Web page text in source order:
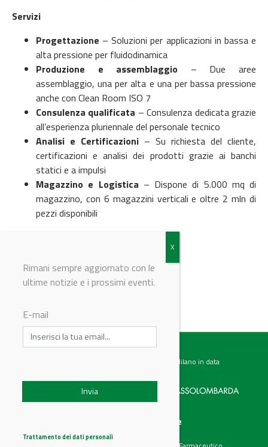
Servizi
Progettazione – Soluzioni per applicazioni in bassa e
alta pressione per fluidodinamica
Produzione e assemblaggio – Due aree
assemblaggio, una per alta e una per bassa pressione
anche con Clean Room ISO 7
Consulenza qualificata – Consulenza dedicata grazie
all’esperienza pluriennale del personale tecnico
Analisi e Certificazioni – Su richiesta del cliente,
certificazioni e analisi dei prodotti grazie ai banchi
statici e a impulsi
Magazzino e Logistica – Dispone di 5.000 mq di
magazzino, con 6 magazzini verticali e oltre 2 mln di
pezzi disponibili
Testata giornalistica registrata presso il Tribunale di Milano in data
Chi siamo
Categorie
Rimani sempre aggiornato con le
ultime notizie e i prossimi eventi.
E-mail
Trattamento dei dati personali